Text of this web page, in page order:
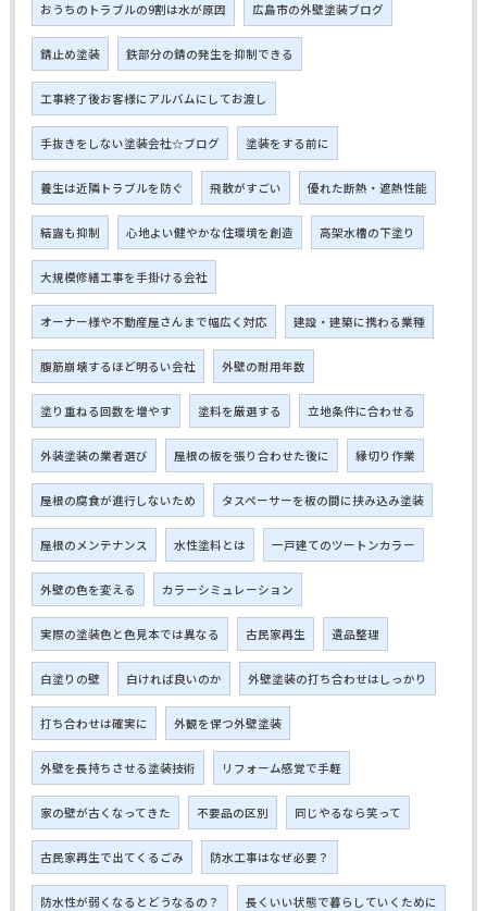
おうちのトラブルの9割は水が原因 広島市の外壁塗装ブログ
錆止め塗装 鉄部分の錆の発生を抑制できる
工事終了後お客様にアルバムにしてお渡し
手抜きをしない塗装会社☆ブログ 塗装をする前に
養生は近隣トラブルを防ぐ 飛散がすごい 優れた断熱・遮熱性能
結露も抑制 心地よい健やかな住環境を創造 高架水槽の下塗り
大規模修繕工事を手掛ける会社
オーナー様や不動産屋さんまで幅広く対応 建設・建築に携わる業種
腹筋崩壊するほど明るい会社 外壁の耐用年数
塗り重ねる回数を増やす 塗料を厳選する 立地条件に合わせる
外装塗装の業者選び 屋根の板を張り合わせた後に 縁切り作業
屋根の腐食が進行しないため タスペーサーを板の間に挟み込み塗装
屋根のメンテナンス 水性塗料とは 一戸建てのツートンカラー
外壁の色を変える カラーシミュレーション
実際の塗装色と色見本では異なる 古民家再生 遺品整理
白塗りの壁 白ければ良いのか 外壁塗装の打ち合わせはしっかり
打ち合わせは確実に 外観を保つ外壁塗装
外壁を長持ちさせる塗装技術 リフォーム感覚で手軽
家の壁が古くなってきた 不要品の区別 同じやるなら笑って
古民家再生で出てくるごみ 防水工事はなぜ必要？
防水性が弱くなるとどうなるの？ 長くいい状態で暮らしていくために